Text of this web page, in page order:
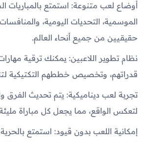
أوضاع لعب متنوعة: استمتع بالمباريات
الموسمية، التحديات اليومية،
حقيقيين من جميع أنحاء العالم.
نظام تطوير اللاعبين: يمكنك ترقية
قدراتهم، وتخصيص خططهم التكتيكية
تجربة لعب ديناميكية: يتم تحديث الفرق
لتعكس الواقع، مما يجعل كل مباراة مليئة
إمكانية اللعب بدون قيود: استمتع بالحرية